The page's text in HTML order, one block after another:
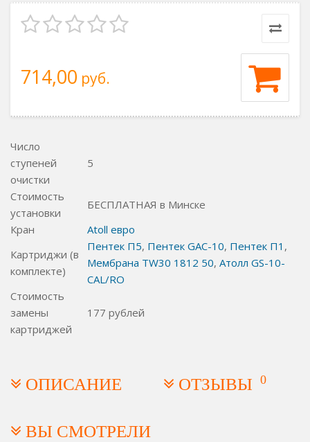
714,00 руб.
Число
ступеней
очистки
5
Стоимость
установки
БЕСПЛАТНАЯ в Минске
Кран
Atoll евро
Картриджи (в
комплекте)
Пентек П5, Пентек GAC-10, Пентек П1 ,
Мембрана TW30 1812 50, Атолл GS-10-
CAL/RO
Стоимость
замены
картриджей
177 рублей
ОПИСАНИЕ ОТЗЫВЫ 0
ВЫ СМОТРЕЛИ